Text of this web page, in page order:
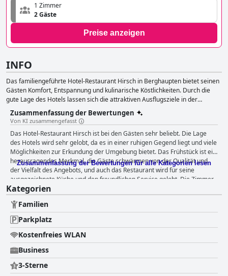
1 Zimmer
2 Gäste
Preise anzeigen
INFO
Das familiengeführte Hotel-Restaurant Hirsch in Berghaupten bietet seinen
Gästen Komfort, Entspannung und kulinarische Köstlichkeiten. Durch die
gute Lage des Hotels lassen sich die attraktiven Ausflugsziele in der
Ortenau und im Elsass sowie die Messe Offenburg leicht erkunden. Es
stehen verschiedene Unterkunftsarten zur Verfügung, von Einzel- und
Doppelzimmern bis hin zu Appartements und Suiten. Das hoteleigene
Restaurant serviert traditionelle badische Küche mit französisch-
mediterranen Einflüssen, Veranstaltungs- und Tagungsräume stehen für
Feiern oder Geschäftstreffen zur Verfügung. Haustiere sind nicht erlaubt,
und alle Zimmer sind rauchfrei.
Zusammenfassung der Bewertungen
Von KI zusammengefasst
Das Hotel-Restaurant Hirsch ist bei den Gästen sehr beliebt. Die Lage
des Hotels wird sehr gelobt, da es in einer ruhigen Gegend liegt und viele
Möglichkeiten zur Erkundung der Umgebung bietet. Das Frühstück ist ein
herausragendes Merkmal, die Gäste schwärmen von der Qualität und
der Vielfalt des Angebots, und auch das Restaurant wird für seine
ausgezeichnete Küche und den freundlichen Service gelobt. Die Zimmer
sind sauber, geräumig und gut gepflegt und bieten eine Reihe von
Stilrichtungen für unterschiedliche Geschmäcker. Das Personal ist
unglaublich freundlich und zuvorkommend, und die mehrsprachigen
Mitarbeiter sind immer hilfsbereit. Die Parkplätze sind sicher, und
Familien mit Kindern finden hier eine einladende, familienfreundliche
Atmosphäre. Die Gäste des Hotel-Restaurants Hirsch beschreiben die
Betten als sehr bequem, wobei es einige kleine Kritikpunkte an den
Kissen und Matratzen gibt. Insgesamt ist das Hotel-Restaurant Hirsch
eine fantastische Wahl für Reisende, die einen sauberen und
komfortablen Aufenthalt mit wunderbarer Gastfreundschaft und
Zusammenfassung der Bewertungen für alle Kategorien lesen
Kategorien
Familien
Parkplatz
Kostenfreies WLAN
Business
3-Sterne